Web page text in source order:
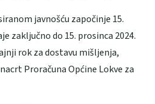
javnošću započinje 15.
zaključno do 15. prosinca 2024.
rok za dostavu mišljenja,
Proračuna Općine Lokve za